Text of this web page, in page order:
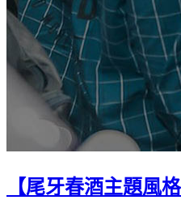
【尾牙春酒主題風